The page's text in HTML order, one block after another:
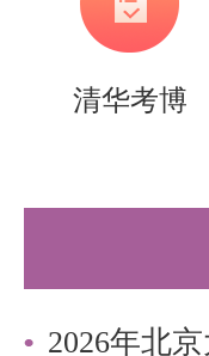
集成微
清华考博